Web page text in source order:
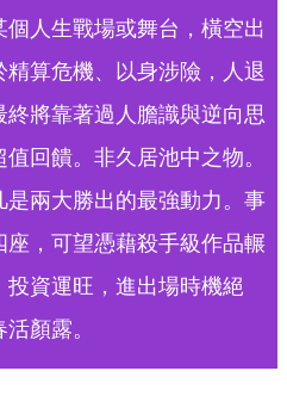
人生戰場或舞台，橫空出
算危機、以身涉險，人退
將靠著過人膽識與逆向思
回饋。非久居池中之物。
兩大勝出的最強動力。事
，可望憑藉殺手級作品輾
資運旺，進出場時機絕
顏露。